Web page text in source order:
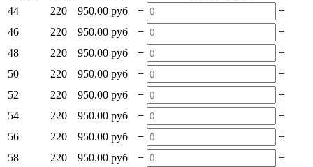
44
220 950.00 руб −
+
46
220 950.00 руб −
+
48
220 950.00 руб −
+
50
220 950.00 руб −
+
52
220 950.00 руб −
+
54
220 950.00 руб −
+
56
220 950.00 руб −
+
58
220 950.00 руб −
+